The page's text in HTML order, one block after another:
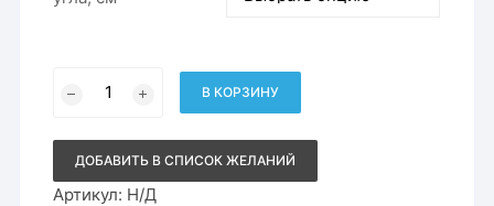
–
товара
RV-
В КОРЗИНУ
ДОБАВИТЬ В СПИСОК ЖЕЛАНИЙ
Артикул: Н/Д